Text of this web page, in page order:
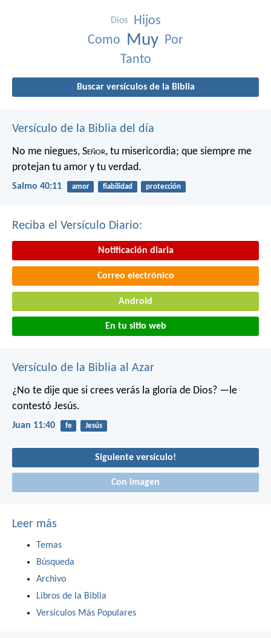
Dios
Hijos
Como Muy Por
Tanto
Buscar versículos de la Biblia
Versículo de la Biblia del día
No me niegues, Señor, tu misericordia; que siempre me
protejan tu amor y tu verdad.
Salmo 40:11 amor fiabilidad protección
Reciba el Versículo Diario:
Notificación diaria
Correo electrónico
Android
En tu sitio web
Versículo de la Biblia al Azar
¿No te dije que si crees verás la gloria de Dios? —le
contestó Jesús.
Juan 11:40 fe Jesús
Siguiente versículo!
Con imagen
Leer más
Temas
Búsqueda
Archivo
Libros de la Biblia
Versículos Más Populares